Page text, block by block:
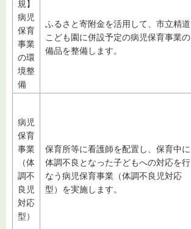
規】
病児
保育
事業
の環
境整
備
ふるさと寄附金を活用して、市立精道
こども園に併設予定の病児保育事業の
備品を整備します。
病児
保育
事業
（体
調不
良児
対応
型）
保育所等に看護師を配置し、保育中に
体調不良となった子どもへの対応を行
なう病児保育事業（体調不良児対応
型）を実施します。